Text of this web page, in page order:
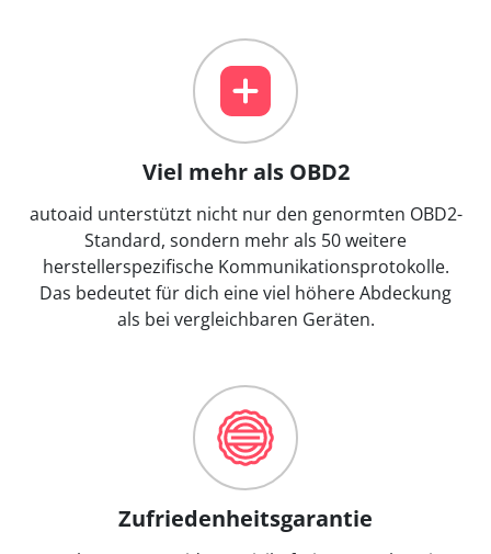
Viel mehr als OBD2
autoaid unterstützt nicht nur den genormten OBD2-
Standard, sondern mehr als 50 weitere
herstellerspezifische Kommunikationsprotokolle.
Das bedeutet für dich eine viel höhere Abdeckung
als bei vergleichbaren Geräten.
Zufriedenheitsgarantie